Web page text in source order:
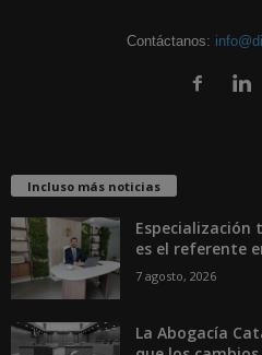
Contáctanos:
Incluso más noticias
Especialización
es el referente
7 agosto, 2026
La Abogacía